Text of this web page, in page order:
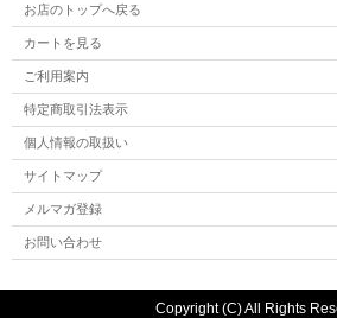
お店のトップへ戻る
カートを見る
ご利用案内
特定商取引法表示
個人情報の取扱い
サイトマップ
メルマガ登録
お問い合わせ
Copyright (C) All Rights